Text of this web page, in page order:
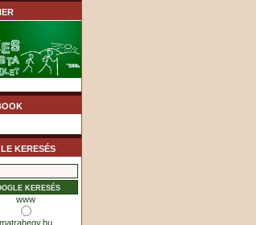
KERESÉS
www
matrahegy.hu